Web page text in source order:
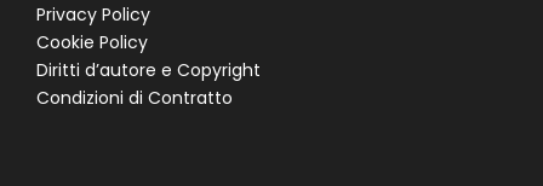
Privacy Policy
Cookie Policy
Diritti d’autore e Copyright
Condizioni di Contratto